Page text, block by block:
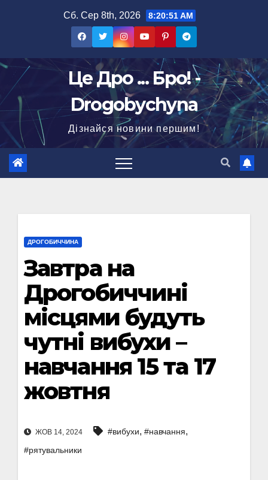
Сб. Сер 8th, 2026 8:20:52 AM
Це Дро ... Бро! -
Drogobychyna
Дізнайся новини першим!
ДРОГОБИЧЧИНА
Завтра на
Дрогобиччині
місцями будуть
чутні вибухи –
навчання 15 та 17
жовтня
ЖОВ 14, 2024 #вибухи, #навчання,
#рятувальники